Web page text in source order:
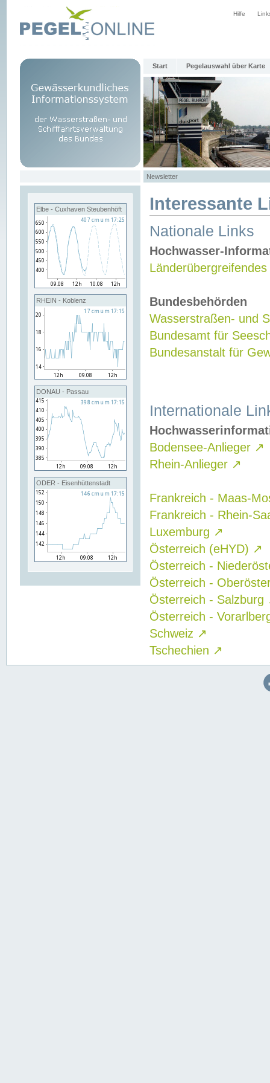
Hilfe
Start Pegelauswahl über Karte
Newsletter
Elbe - Cuxhaven Steubenhöft
RHEIN - Koblenz
DONAU - Passau
ODER - Eisenhüttenstadt
Interessante
Nationale Links
Hochwasser-
Bundesbehörden
Wasserstraßen- und
Bundesamt für
Bundesanstalt für
Internationale
Bodensee-Anlieger ↗
Rhein-Anlieger ↗
Frankreich - Maas-
Frankreich - Rhein-
Luxemburg ↗
Österreich (eHYD) ↗
Österreich -
Österreich -
Österreich - Salzburg
Österreich -
Schweiz ↗
Tschechien ↗